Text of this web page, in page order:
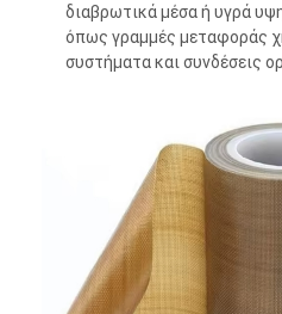
Συγκολλητική ταινία
Ταινία μόνωσης υφασμάτων
Κολλητική ταινία
Κολλητική ταινία ταινιών
Κολλητική ταινία φύλλων
διαβρωτικά μέσα ή υγρά
όπως γραμμές μεταφοράς
συστήματα και συνδέσεις